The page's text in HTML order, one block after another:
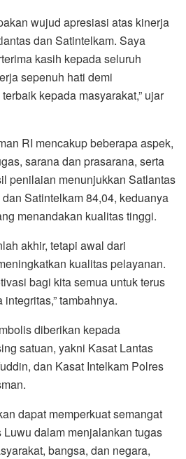
wujud apresiasi atas kinerja
dan Satintelkam. Saya
kasih kepada seluruh
sepenuh hati demi
kepada masyarakat,” ujar
RI mencakup beberapa aspek,
sarana dan prasarana, serta
penilaian menunjukkan Satlantas
Satintelkam 84,04, keduanya
menandakan kualitas tinggi.
akhir, tetapi awal dari
kualitas pelayanan.
bagi kita semua untuk terus
tambahnya.
diberikan kepada
satuan, yakni Kasat Lantas
dan Kasat Intelkam Polres
dapat memperkuat semangat
dalam menjalankan tugas
bangsa, dan negara,